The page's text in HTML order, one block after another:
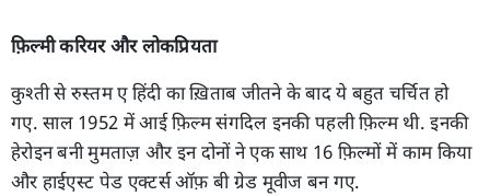
फ़िल्मी करियर और लोकप्रियता
कुश्ती से रुस्तम ए हिंदी का ख़िताब जीतने के बाद ये बहुत चर्चित हो
गए. साल 1952 में आई फ़िल्म संगदिल इनकी पहली फ़िल्म थी. इनकी
हेरोइन बनी मुमताज़ और इन दोनों ने एक साथ 16 फ़िल्मों में काम किया
और हाईएस्ट पेड एक्टर्स ऑफ़ बी ग्रेड मूवीज बन गए.